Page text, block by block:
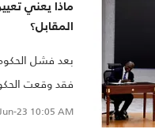
ماذا يعني
المقابل؟
بعد فشل
فقد وقعت
كمستشار 23 10:05 AM